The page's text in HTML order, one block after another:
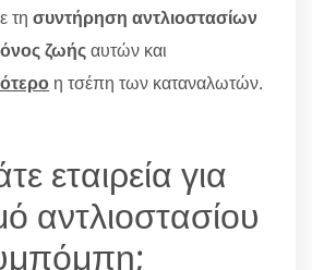
τη συντήρηση αντλιοστασίων
ζωήςαυτών και
η τσέπη των καταναλωτών.
εταιρεία για
αντλιοστασίου